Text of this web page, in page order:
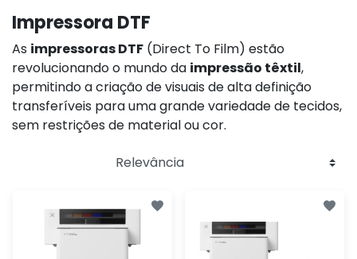
Impressora DTF
As impressoras DTF (Direct To Film) estão
revolucionando o mundo da impressão têxtil,
permitindo a criação de visuais de alta definição
transferíveis para uma grande variedade de tecidos,
sem restrições de material ou cor.